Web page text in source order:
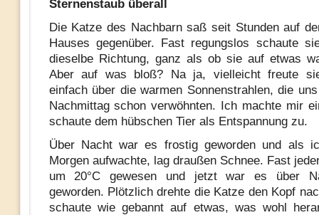
Sternenstaub überall
Die Katze des Nachbarn saß seit Stunden auf
Hauses gegenüber. Fast regungslos schaute
dieselbe Richtung, ganz als ob sie auf etwas
Aber auf was bloß? Na ja, vielleicht freute
einfach über die warmen Sonnenstrahlen, die
Nachmittag schon verwöhnten. Ich machte mir
schaute dem hübschen Tier als Entspannung zu.
Über Nacht war es frostig geworden und als
Morgen aufwachte, lag draußen Schnee. Fast
um 20°C gewesen und jetzt war es über
geworden. Plötzlich drehte die Katze den Kopf
schaute wie gebannt auf etwas, was wohl